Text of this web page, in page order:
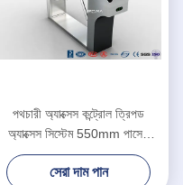
পথচারী অ্যাক্সেস কন্ট্রোল ত্রিপড
অ্যাক্সেস সিস্টেম 550mm পাসেজ
প্রস্থ সিলভার রঙ
সেরা দাম পান